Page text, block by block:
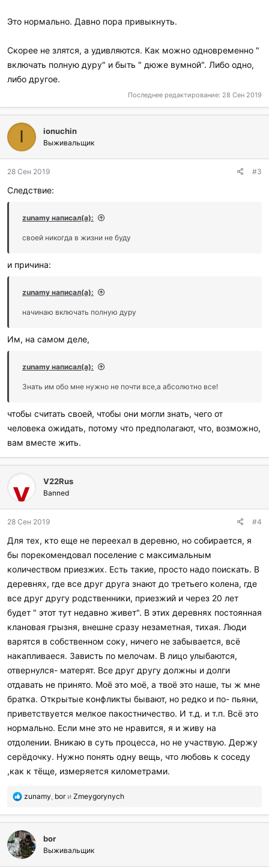
Это нормально. Давно пора привыкнуть.
Скорее не злятся, а удивляются. Как можно одновременно "
включать полную дуру" и быть " дюже вумной". Либо одно,
либо другое.
Последнее редактирование: 28 Сен 2019
I ionuchin
Выживальщик
28 Сен 2019 #3
Следствие:
zunamy написал(а):
своей никогда в жизни не буду
и причина:
zunamy написал(а):
начинаю включать полную дуру
Им, на самом деле,
zunamy написал(а):
Знать им обо мне нужно не почти все,а абсолютно все!
чтобы считать своей, чтобы они могли знать, чего от
человека ожидать, потому что предполагают, что, возможно,
вам вместе жить.
V22Rus
Banned
28 Сен 2019 #4
Для тех, кто еще не переехал в деревню, но собирается, я
бы порекомендовал поселение с максимальным
количеством приезжих. Есть такие, просто надо поискать. В
деревнях, где все друг друга знают до третьего колена, где
все друг другу родственники, приезжий и через 20 лет
будет " этот тут недавно живет". В этих деревнях постоянная
клановая грызня, внешне сразу незаметная, тихая. Люди
варятся в собственном соку, ничего не забывается, всё
накапливаеся. Зависть по мелочам. В лицо улыбаются,
отвернулся- матерят. Все друг другу должны и долги
отдавать не принято. Моё это моё, а твоё это наше, ты ж мне
братка. Открытые конфликты бывают, но редко и по- пьяни,
приветствуется мелкое пакостничество. И т.д. и т.п. Всё это
нормально. Если мне это не нравится, я и живу на
отдолении. Вникаю в суть процесса, но не участвую. Держу
серёдочку. Нужно понять одну вещь, что любовь к соседу
,как к тёще, измеряется километрами.
П
б
а
г
о
zunamy borи Zmeygorynych
bor
Выживальщик